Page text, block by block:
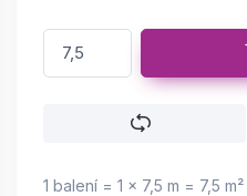
1 balení = 1 × 7,5 m = 7,5 m²